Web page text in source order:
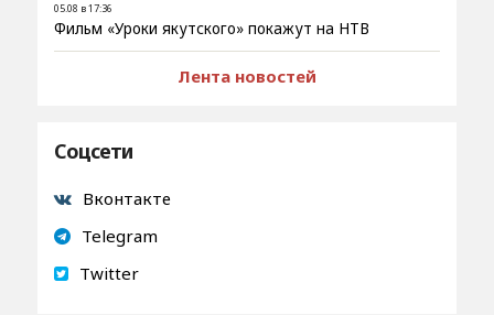
05.08 в 17:36
Фильм «Уроки якутского» покажут на НТВ
Лента новостей
Соцсети
Вконтакте
Telegram
Twitter